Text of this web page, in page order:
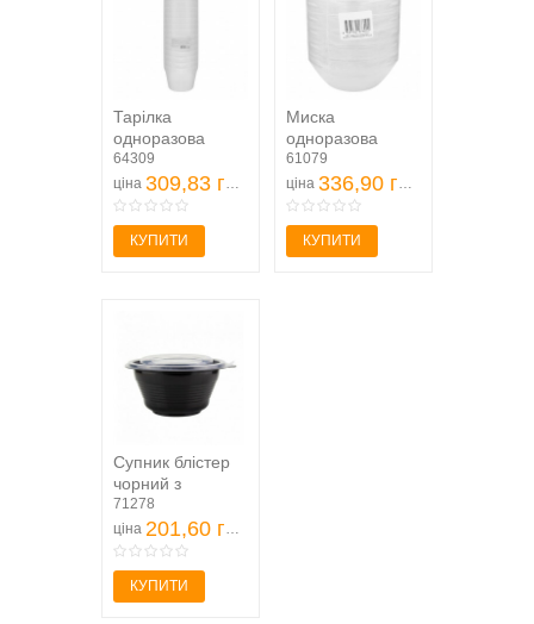
Тарілка
одноразова
Інпак з кришкою
500мл 15шт
64309
ціна 309,83 грн
КУПИТИ
Миска
одноразова
Metro
professional 9см
6 шт
61079
ціна 336,90 грн
КУПИТИ
Супник блістер
чорний з
кришкою 10шт
500мл
71278
ціна 201,60 грн
КУПИТИ